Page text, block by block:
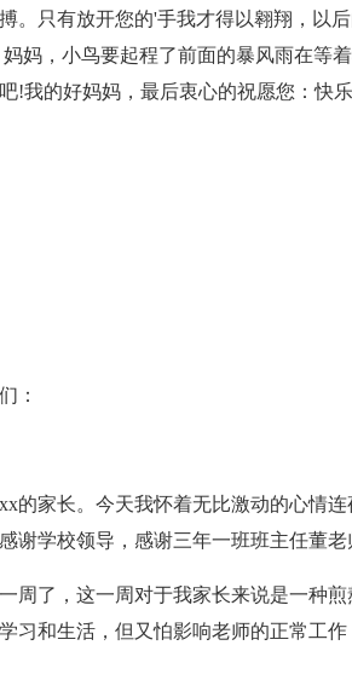
。只有放开您的'手我才得以翱翔，以
妈，小鸟要起程了前面的暴风雨在等
!我的好妈妈，最后衷心的祝愿您：快
：
的家长。今天我怀着无比激动的心情
谢学校领导，感谢三年一班班主任董老
周了，这一周对于我家长来说是一种
习和生活，但又怕影响老师的正常工作